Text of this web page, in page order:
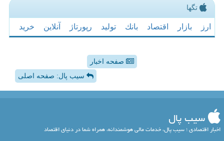
تگها
ارز بازار اقتصاد بانك تولید رپورتاژ آنلاین خرید
صفحه اخبار
سیب پال: صفحه اصلی
سیب پال
اخبار اقتصادی ؛ سیب پال، خدمات مالی هوشمندانه، همراه شما در دنیای اقتصاد